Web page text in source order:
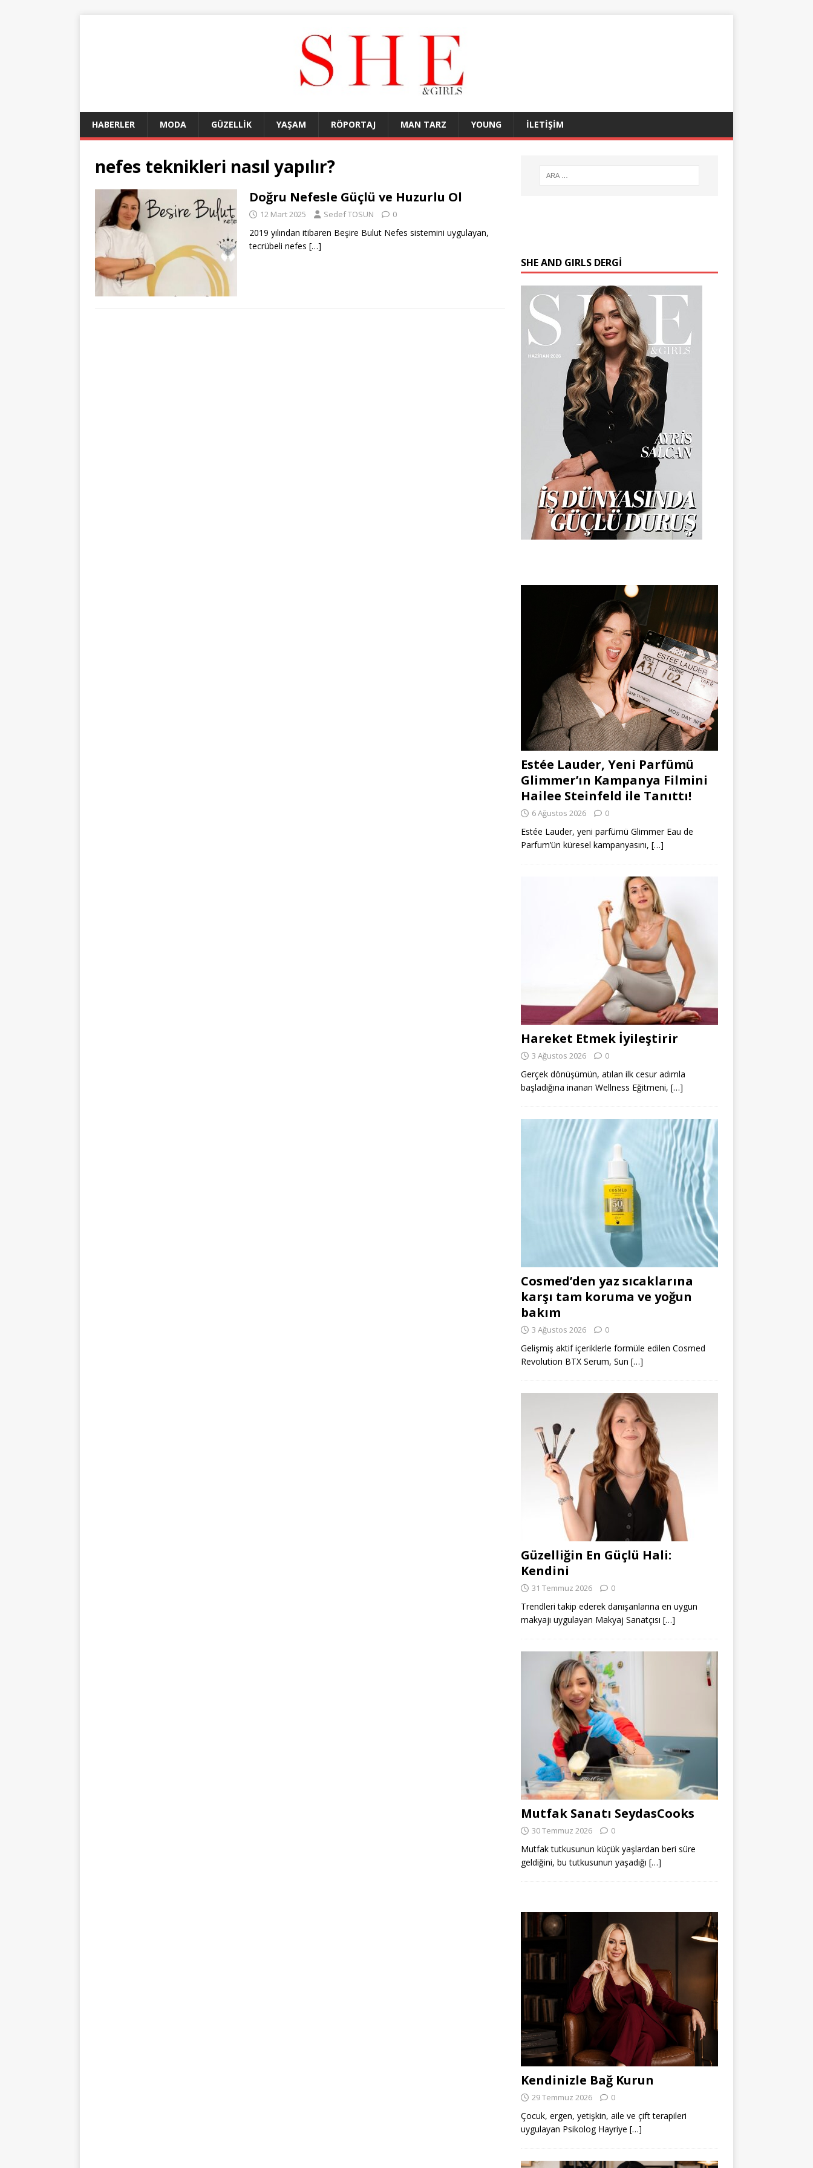
HABERLER MODA GÜZELLİK YAŞAM RÖPORTAJ MAN TARZ YOUNG İLETİŞİM
nefes teknikleri nasıl yapılır?
Doğru Nefesle Güçlü ve Huzurlu Ol
12 Mart 2025 Sedef TOSUN 0
2019 yılından itibaren Beşire Bulut Nefes sistemini uygulayan,
tecrübeli nefes […]
SHE AND GIRLS DERGİ
Estée Lauder, Yeni Parfümü
Glimmer’ın Kampanya Filmini
Hailee Steinfeld ile Tanıttı!
6 Ağustos 2026 0
Estée Lauder, yeni parfümü Glimmer Eau de
Parfum’ün küresel kampanyasını, […]
Hareket Etmek İyileştirir
3 Ağustos 2026 0
Gerçek dönüşümün, atılan ilk cesur adımla
başladığına inanan Wellness Eğitmeni, […]
Cosmed’den yaz sıcaklarına
karşı tam koruma ve yoğun
bakım
3 Ağustos 2026 0
Gelişmiş aktif içeriklerle formüle edilen Cosmed
Revolution BTX Serum, Sun […]
Güzelliğin En Güçlü Hali:
Kendini
31 Temmuz 2026 0
Trendleri takip ederek danışanlarına en uygun
makyajı uygulayan Makyaj Sanatçısı […]
Mutfak Sanatı SeydasCooks
30 Temmuz 2026 0
Mutfak tutkusunun küçük yaşlardan beri süre
geldiğini, bu tutkusunun yaşadığı […]
Kendinizle Bağ Kurun
29 Temmuz 2026 0
Çocuk, ergen, yetişkin, aile ve çift terapileri
uygulayan Psikolog Hayriye […]